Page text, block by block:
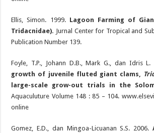
Ellis, Simon. 1999. Lagoon Farming of
Tridacnidae). Jurnal Center for Tropical and
Publication Number 139.
Foyle, T.P., Johann D.B., Mark G., dan Idris L.
growth of juvenile fluted giant clams,
large-scale grow-out trials in the
Aquaculuture Volume 148 : 85 – 104.
online
Gomez, E.D., dan Mingoa-Licuanan S.S. 2006.